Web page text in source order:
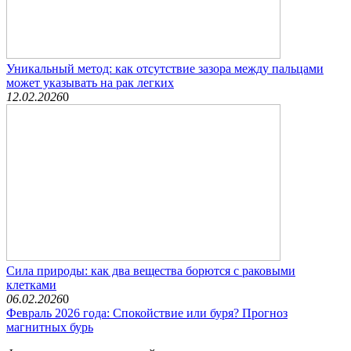
Уникальный метод: как отсутствие зазора между пальцами
может указывать на рак легких
12.02.20260
Сила природы: как два вещества борются с раковыми
клетками
06.02.20260
Февраль 2026 года: Спокойствие или буря? Прогноз
магнитных бурь